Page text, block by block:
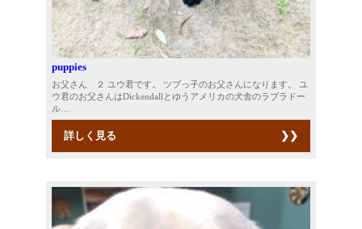
puppies
お父さん ２ ユウ君です。 ツブっ子のお父さんになります。 ユ
ウ君のお父さんはDickendallとゆうアメリカの犬舎のラブラドー
ル…
詳しく見る